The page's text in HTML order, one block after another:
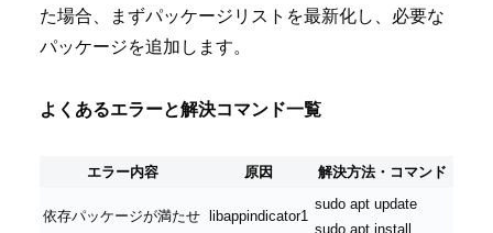
た場合、まずパッケージリストを最新化し、必要な
パッケージを追加します。
よくあるエラーと解決コマンド一覧
エラー内容 原因 解決方法・コマンド
依存パッケージが満たせ libappindicator1
sudo apt update
sudo apt install